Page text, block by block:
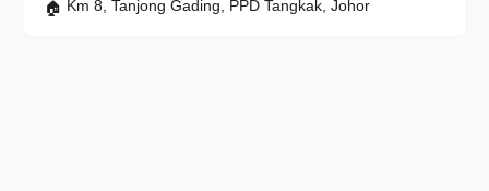
Km 8, Tanjong Gading, PPD Tangkak, Johor